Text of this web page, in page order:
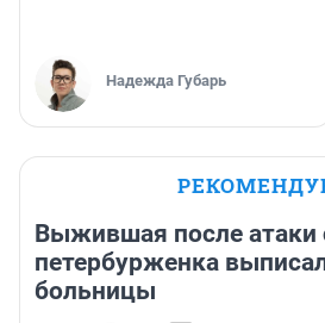
Надежда Губарь
Выжившая после атаки
петербурженка
больницы